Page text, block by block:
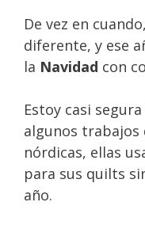
De vez en
diferente, y ese
la Navidad con
Estoy casi
algunos trabajos
nórdicas, ellas
para sus quilts
año.